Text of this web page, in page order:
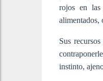
rojos en las
alimentados,
Sus
instinto,